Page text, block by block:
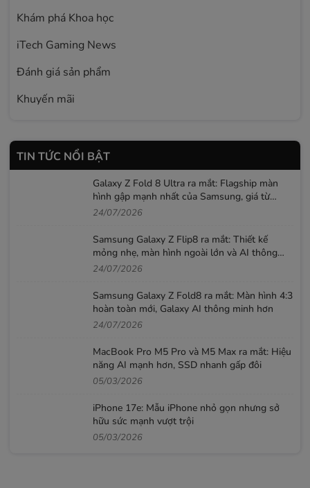
Khám phá Khoa học
iTech Gaming News
Đánh giá sản phẩm
Khuyến mãi
TIN TỨC NỔI BẬT
Galaxy Z Fold 8 Ultra ra mắt: Flagship màn
hình gập mạnh nhất của Samsung, giá từ
52,99 triệu đồng
24/07/2026
Samsung Galaxy Z Flip8 ra mắt: Thiết kế
mỏng nhẹ, màn hình ngoài lớn và AI thông
minh hơn
24/07/2026
Samsung Galaxy Z Fold8 ra mắt: Màn hình 4:3
hoàn toàn mới, Galaxy AI thông minh hơn
24/07/2026
MacBook Pro M5 Pro và M5 Max ra mắt: Hiệu
năng AI mạnh hơn, SSD nhanh gấp đôi
05/03/2026
iPhone 17e: Mẫu iPhone nhỏ gọn nhưng sở
hữu sức mạnh vượt trội
05/03/2026